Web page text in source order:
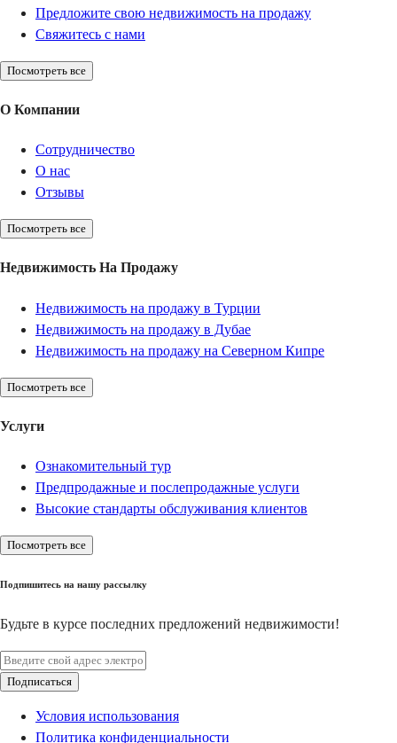
Предложите свою недвижимость на продажу
Свяжитесь с нами
Посмотреть все
О Компании
Сотрудничество
О нас
Отзывы
Посмотреть все
Недвижимость На Продажу
Недвижимость на продажу в Турции
Недвижимость на продажу в Дубае
Недвижимость на продажу на Северном Кипре
Посмотреть все
Услуги
Ознакомительный тур
Предпродажные и послепродажные услуги
Высокие стандарты обслуживания клиентов
Посмотреть все
Подпишитесь на нашу рассылку
Будьте в курсе последних предложений недвижимости!
Подписаться
Условия использования
Политика конфиденциальности